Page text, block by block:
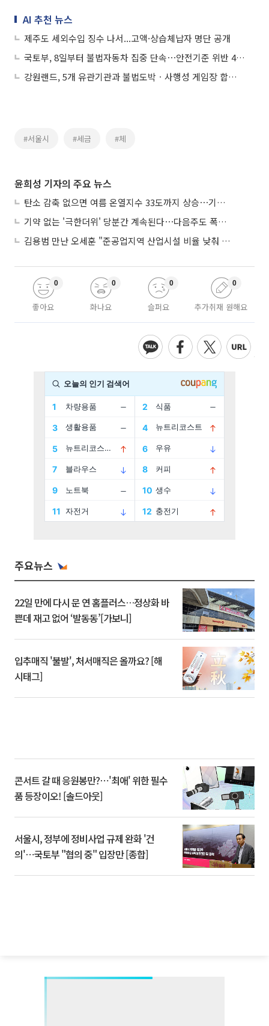
AI 추천 뉴스
제주도 세외수입 징수 나서...고액·상습체납자 명단 공개
국토부, 8일부터 불법자동차 집중 단속⋯안전기준 위반 41% 급증
강원랜드, 5개 유관기관과 불법도박ㆍ사행성 게임장 합동 단속…4곳 적발
#서울시 #세금 #체
윤희성 기자의 주요 뉴스
탄소 감축 없으면 여름 온열지수 33도까지 상승⋯기상청, 2100년 미래전망
기약 없는 '극한더위' 당분간 계속된다⋯다음주도 폭염·열대야 지속
김용범 만난 오세훈 "준공업지역 산업시설 비율 낮춰 공급 늘려야"
좋아요
0
화나요
0
슬퍼요
0
추가취재 원해요
0
주요뉴스
22일 만에 다시 문 연 홈플러스…정상화 바
쁜데 재고 없어 ‘발동동’[가보니]
입추매직 '불발', 처서매직은 올까요? [해
시태그]
콘서트 갈 때 응원봉만?⋯'최애' 위한 필수
품 등장이오! [솔드아웃]
서울시, 정부에 정비사업 규제 완화 '건
의'⋯국토부 "협의 중" 입장만 [종합]